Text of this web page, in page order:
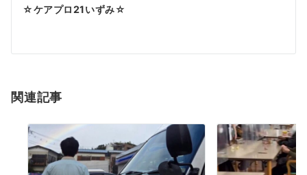
ゲ
シ
ン
☆ケアプロ21いずみ☆
関連記事